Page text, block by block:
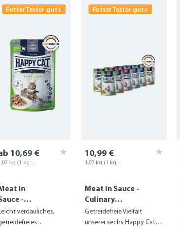
FutterTester gut+
in
-
Lamm
verdauliches,
10,69 €
kg (1 kg =
FutterTester gut+
Meat in Sauce -
Culinary
Mixpaket 1
Getreidefreie Vielfalt
unserer sechs Happy Cat
10,99 €
1,02 kg (1 kg =